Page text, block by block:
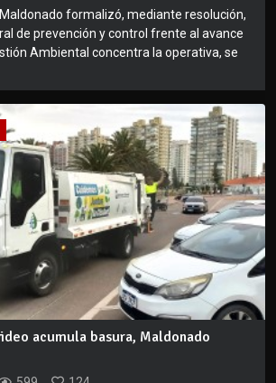
formalizó, mediante resolución,
de prevención y control frente al avance
Ambiental concentra la operativa, se
acumula basura, Maldonado